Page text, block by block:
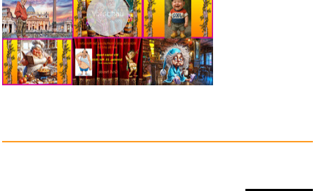
Kesseph Sonnenfinsternis-Brill...
Vorschau